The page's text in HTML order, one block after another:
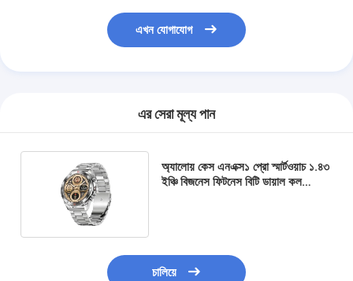
এখন যোগাযোগ
এর সেরা মূল্য পান
অ্যালোয় কেস এনএক্স১ প্রো স্মার্টওয়াচ ১.৪৩
ইঞ্চি বিজনেস ফিটনেস বিটি ডায়াল কল
চালিয়ে